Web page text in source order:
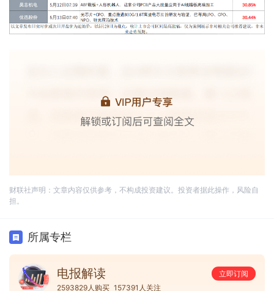
财联社声明：文章内容仅供参考，不构成投资建议。投资者据此操作，风险自
担。
所属专栏
电报解读
立即订阅
2593829人购买 157391人关注